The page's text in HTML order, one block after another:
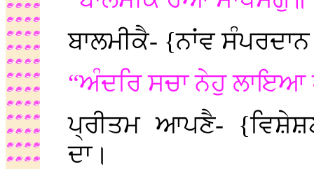
ਬਾਲਮੀਕੈ- {ਨਾਂਵ
“ਅੰਦਰਿ ਸਚਾ ਨੇਹੁ
ਪ੍ਰੀਤਮ ਆਪਣੈ-
ਦਾ।